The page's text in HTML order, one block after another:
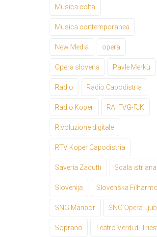
Musica colta
Musica contemporanea
New Media opera
Opera slovena Pavle Merkù
Radio Radio Capodistria
Radio Koper RAI FVG-FJK
Rivoluzione digitale
RTV Koper Capodistria
Saveria Zacutti Scala istriana
Slovenija Slovenska
SNG Maribor SNG Opera
Soprano Teatro Verdi di